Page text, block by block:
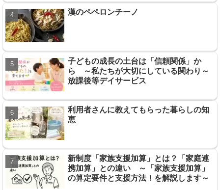
漢のペペロンチーノ
子どもの成長の土台は「信頼関係」か
ら ～私たちが大切にしている関わり～
放課後等デイサービス
利用者さんに教えてもらった暮らしの知
恵
新制度「家族支援加算」とは？「家庭連
携加算」との違い ～「家族支援加算」
の算定要件と支援方法！を解説します～